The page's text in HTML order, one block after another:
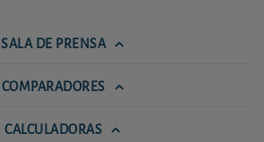
SALA DE PRENSA
COMPARADORES
CALCULADORAS